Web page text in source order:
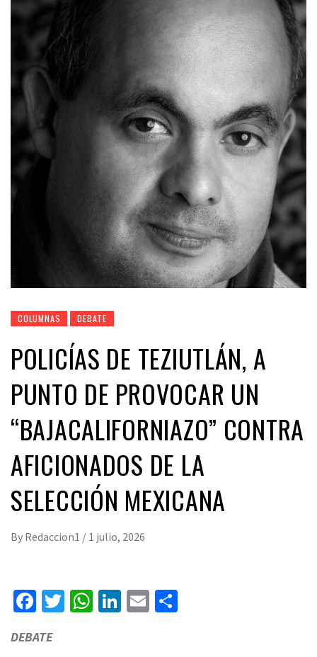
COLUMNAS DEBATE
POLICÍAS DE TEZIUTLÁN, A
PUNTO DE PROVOCAR UN
“BAJACALIFORNIAZO” CONTRA
AFICIONADOS DE LA
SELECCIÓN MEXICANA
By Redaccion1 / 1 julio, 2026
Facebook
Twitter
WhatsApp
LinkedIn
Email
DEBATE